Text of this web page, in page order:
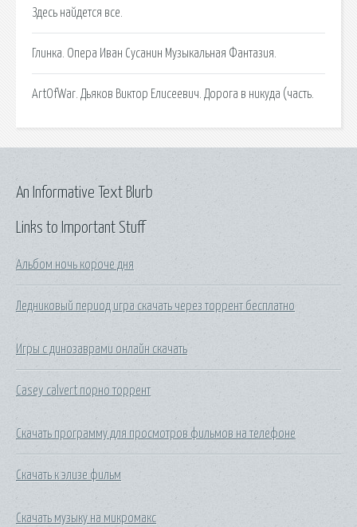
Здесь найдется все.
Глинка. Опера Иван Сусанин Музыкальная Фантазия.
ArtOfWar. Дьяков Виктор Елисеевич. Дорога в никуда (часть.
Links to Important Stuff
Альбом ночь короче дня
Ледниковый период игра скачать через торрент бесплатно
Игры с динозаврами онлайн скачать
Casey calvert порно торрент
Скачать программу для просмотров фильмов на телефоне
Скачать к элизе фильм
Скачать музыку на микромакс
An Informative Text Blurb